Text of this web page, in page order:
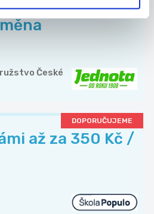
lahůdek - 150
České
DOPORUČUJEME
až za 350 Kč /